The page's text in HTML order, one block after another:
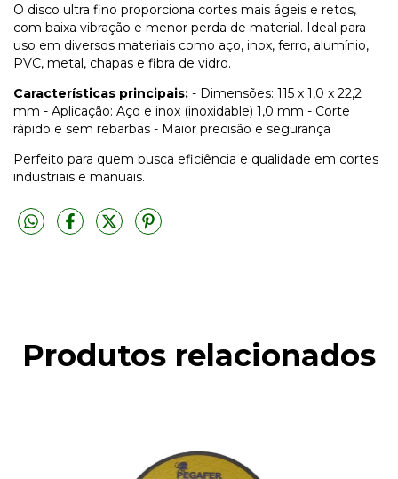
O disco ultra fino proporciona cortes mais ágeis e retos,
com baixa vibração e menor perda de material. Ideal para
uso em diversos materiais como aço, inox, ferro, alumínio,
PVC, metal, chapas e fibra de vidro.
Características principais: - Dimensões: 115 x 1,0 x 22,2
mm - Aplicação: Aço e inox (inoxidable) 1,0 mm - Corte
rápido e sem rebarbas - Maior precisão e segurança
Perfeito para quem busca eficiência e qualidade em cortes
industriais e manuais.
Produtos relacionados